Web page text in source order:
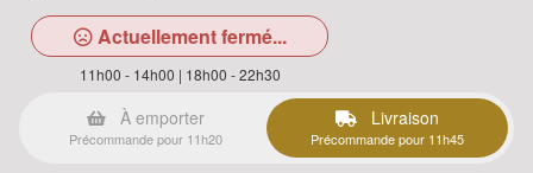
Actuellement fermé...
11h00 - 14h00 | 18h00 - 22h30
À emporter
Précommande pour 11h20
Livraison
Précommande pour 11h45